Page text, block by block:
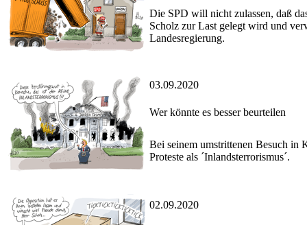
Die SPD will nicht zulassen, daß
Scholz zur Last gelegt wird und
Landesregierung.
03.09.2020
Wer könnte es besser beurteilen
Bei seinem umstrittenen Besuch in
Proteste als ´Inlandsterrorismus´.
02.09.2020